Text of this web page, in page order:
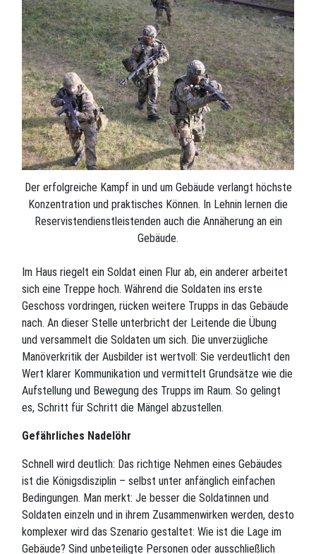
Der erfolgreiche Kampf in und um Gebäude verlangt höchste
Konzentration und praktisches Können. In Lehnin lernen die
Reservistendienstleistenden auch die Annäherung an ein
Gebäude.
Im Haus riegelt ein Soldat einen Flur ab, ein anderer arbeitet
sich eine Treppe hoch. Während die Soldaten ins erste
Geschoss vordringen, rücken weitere Trupps in das Gebäude
nach. An dieser Stelle unterbricht der Leitende die Übung
und versammelt die Soldaten um sich. Die unverzügliche
Manöverkritik der Ausbilder ist wertvoll: Sie verdeutlicht den
Wert klarer Kommunikation und vermittelt Grundsätze wie die
Aufstellung und Bewegung des Trupps im Raum. So gelingt
es, Schritt für Schritt die Mängel abzustellen.
Gefährliches Nadelöhr
Schnell wird deutlich: Das richtige Nehmen eines Gebäudes
ist die Königsdisziplin – selbst unter anfänglich einfachen
Bedingungen. Man merkt: Je besser die Soldatinnen und
Soldaten einzeln und in ihrem Zusammenwirken werden, desto
komplexer wird das Szenario gestaltet: Wie ist die Lage im
Gebäude? Sind unbeteiligte Personen oder ausschließlich